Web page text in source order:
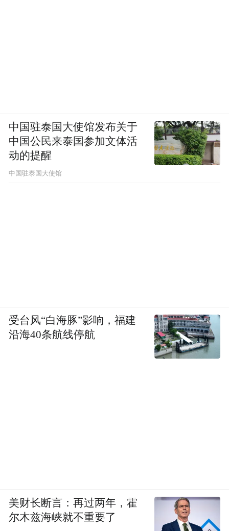
中国驻泰国大使馆发布关于
中国公民来泰国参加文体活
动的提醒
中国驻泰国大使馆
受台风“白海豚”影响，福建
沿海40条航线停航
美财长断言：再过两年，霍
尔木兹海峡就不重要了